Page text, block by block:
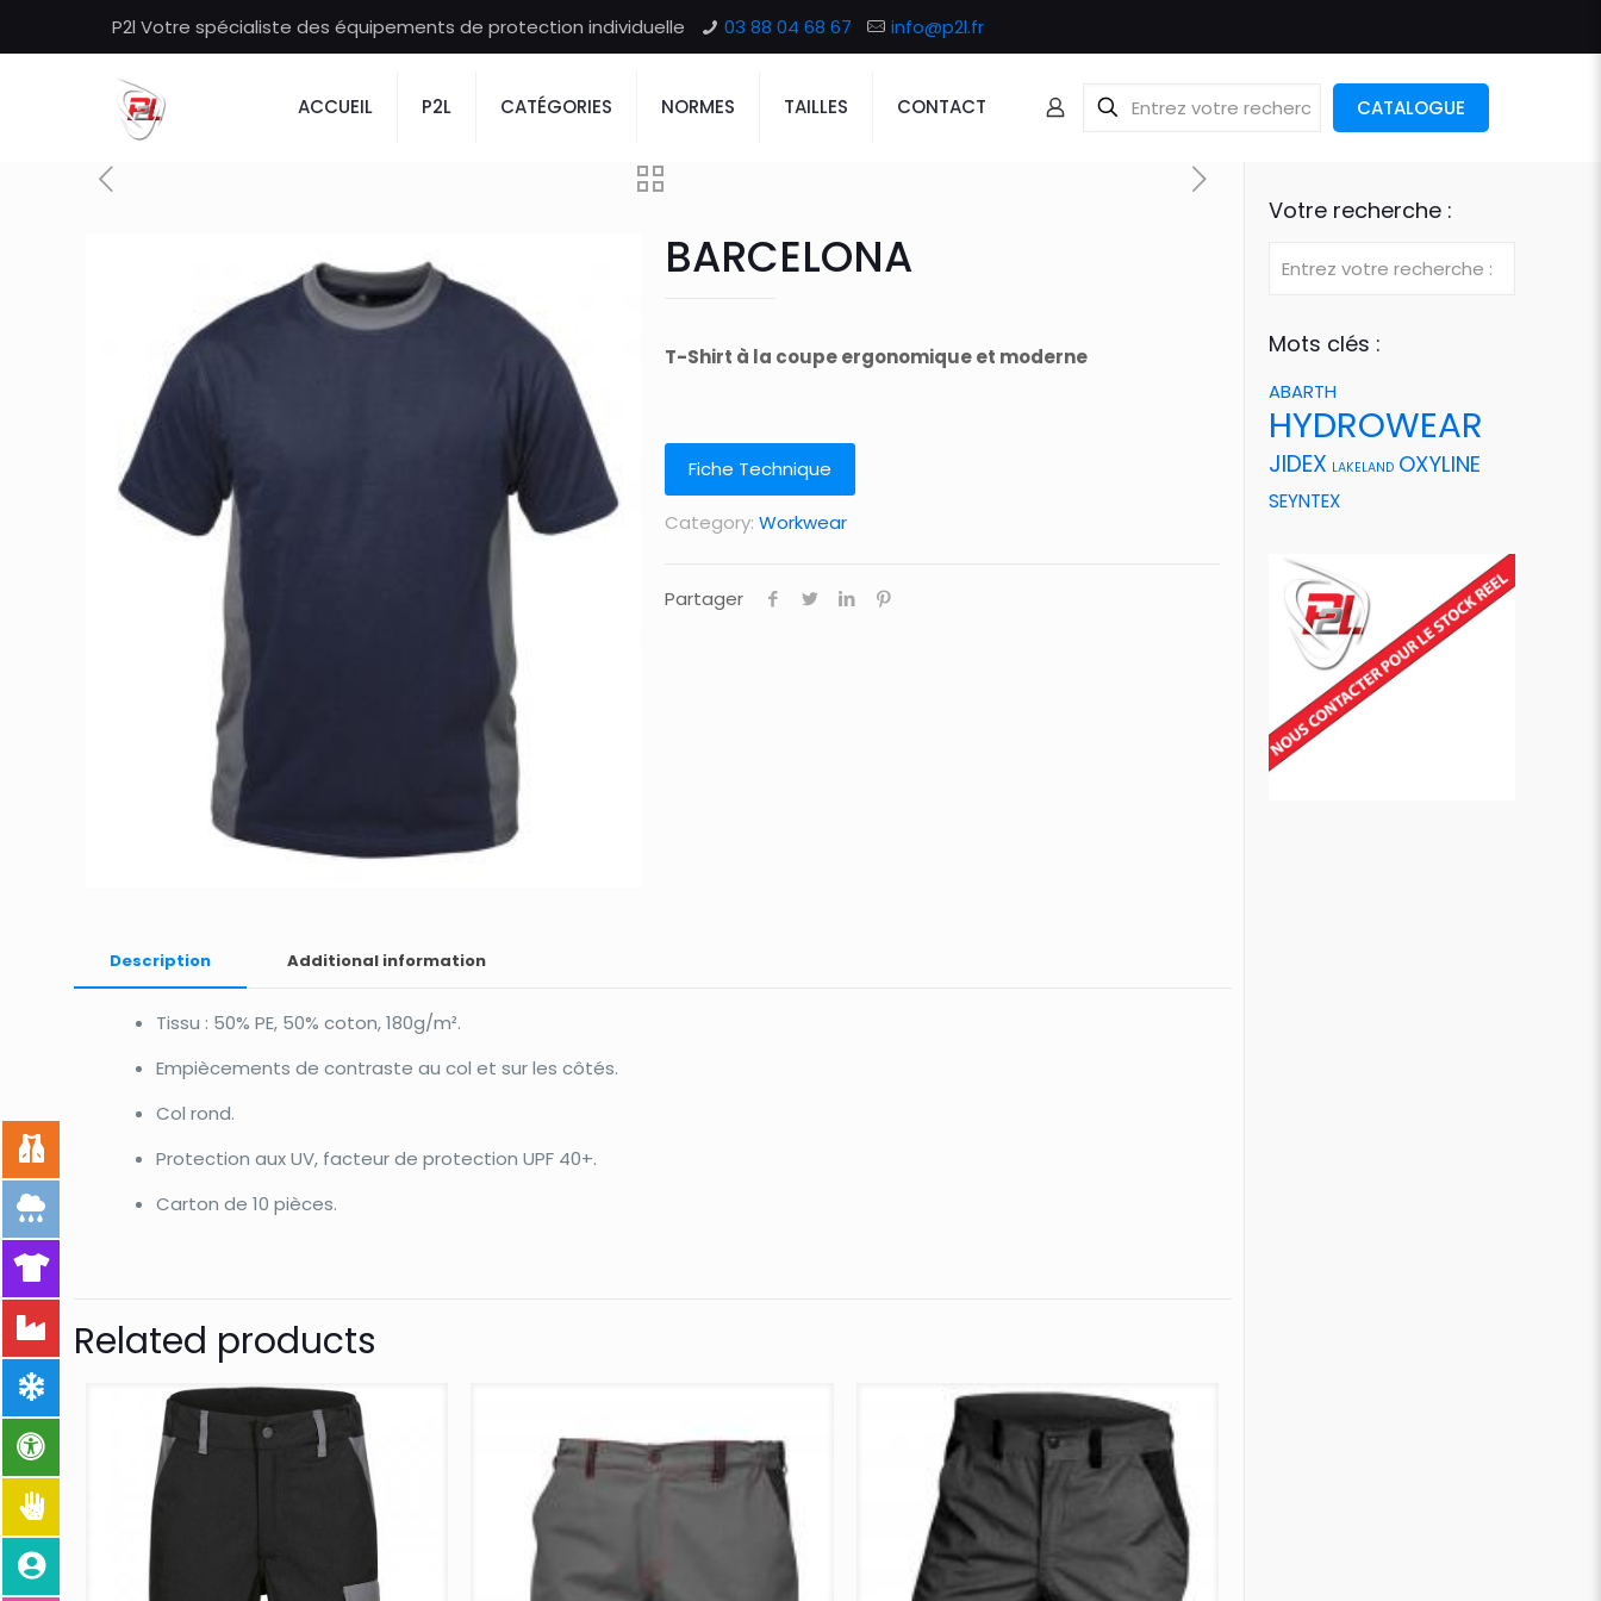
P2l Votre spécialiste des équipements de protection individuelle 03 88 04 68 67 info@p2l.fr
ACCUEIL P2L CATÉGORIES NORMES TAILLES CONTACT CATALOGUE
BARCELONA
T-Shirt à la coupe ergonomique et moderne
Fiche Technique
Category: Workwear
Partager
Description Additional information
Tissu : 50% PE, 50% coton, 180g/m².
Empiècements de contraste au col et sur les côtés.
Col rond.
Protection aux UV, facteur de protection UPF 40+.
Carton de 10 pièces.
Related products
Votre recherche :
Mots clés :
ABARTH
HYDROWEAR
JIDEX LAKELAND OXYLINE
SEYNTEX